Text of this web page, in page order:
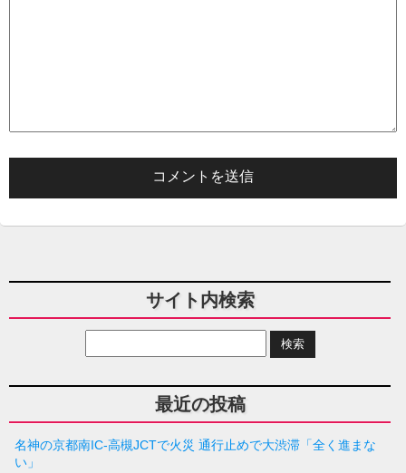
サイト内検索
最近の投稿
名神の京都南IC-高槻JCTで火災 通行止めで大渋滞「全く進まな
い」